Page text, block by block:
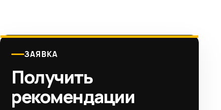
ЗАЯВКА
Получить
рекомендации